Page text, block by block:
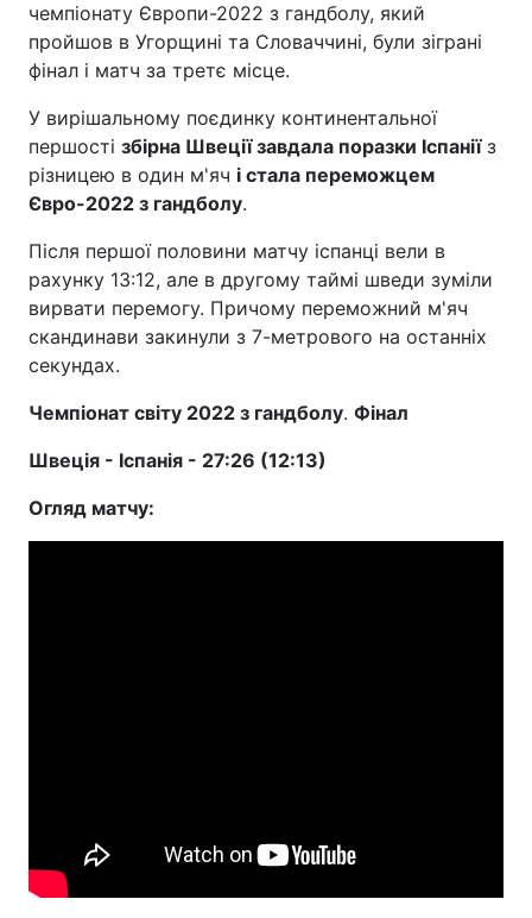
чемпіонату Європи-2022 з гандболу, який
пройшов в Угорщині та Словаччині, були зіграні
фінал і матч за третє місце.
У вирішальному поєдинку континентальної
першості збірна Швеції завдала поразки Іспаніїз
різницею в один м'яч і стала переможцем
Євро-2022 з гандболу.
Після першої половини матчу іспанці вели в
рахунку 13:12, але в другому таймі шведи зуміли
вирвати перемогу. Причому переможний м'яч
скандинави закинули з 7-метрового на останніх
секундах.
Чемпіонат світу 2022 з гандболу. Фінал
Швеція - Іспанія - 27:26 (12:13)
Огляд матчу: